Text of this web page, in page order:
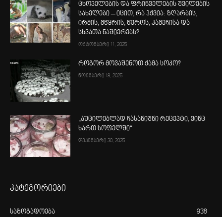
ცხოველების და ფრინველების შვილების
სახელები – იცით, რა ჰქვია: ზღარბის,
ირმის, მწყრის, წეროს, კამეჩისა და
სხვათა ნაშიერებს?
ოქტომბერი 11, 2025
როგორ მოვაშენოთ ქამა სოკო?
ნოემბერი 18, 2025
„აუცილებლად ჩასანიშნი რეცეპტი, ვინც
ხართ სოფელში“
დეკემბერი 30, 2025
კატეგორიები
საზოგადოება 938